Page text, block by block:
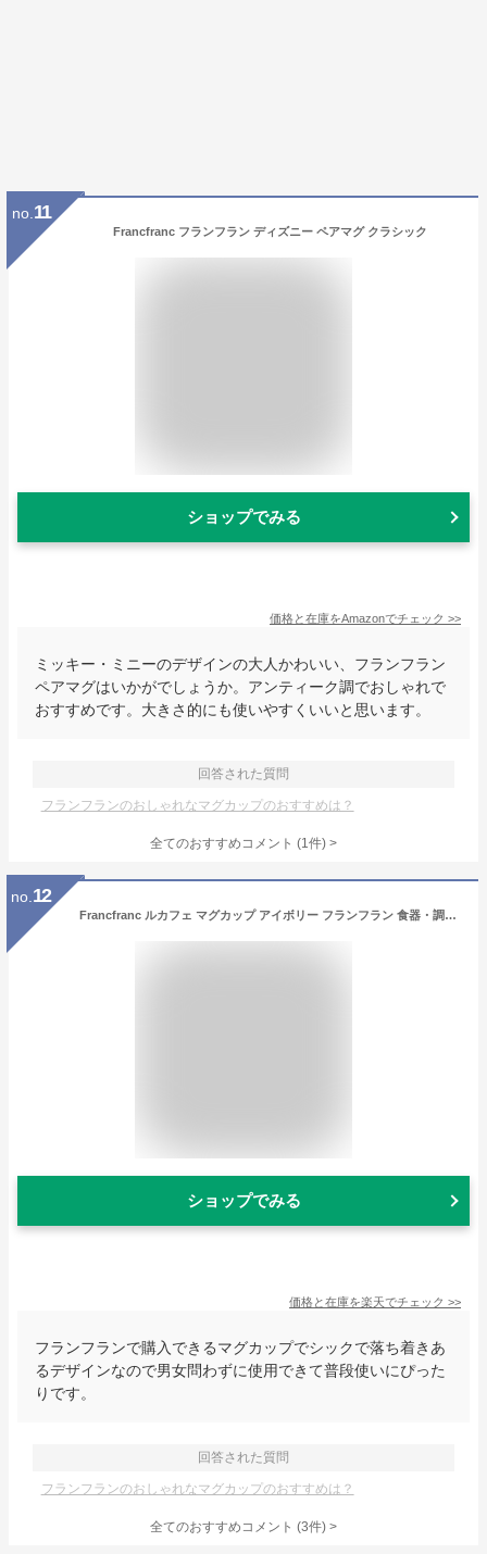
no. 11
Francfranc フランフラン ディズニー ペアマグ クラシック
ショップでみる
価格と在庫をAmazonでチェック >>
ミッキー・ミニーのデザインの大人かわいい、フランフラン
ペアマグはいかがでしょうか。アンティーク調でおしゃれで
おすすめです。大きさ的にも使いやすくいいと思います。
回答された質問
フランフランのおしゃれなマグカップのおすすめは？
全てのおすすめコメント (1件) >
no. 12
Francfranc ルカフェ マグカップ アイボリー フランフラン 食器・調理器具・キッチン用品 グラス・マグカップ・タンブラー ホワイト
ショップでみる
価格と在庫を楽天でチェック >>
フランフランで購入できるマグカップでシックで落ち着きあ
るデザインなので男女問わずに使用できて普段使いにぴった
りです。
回答された質問
フランフランのおしゃれなマグカップのおすすめは？
全てのおすすめコメント (3件) >